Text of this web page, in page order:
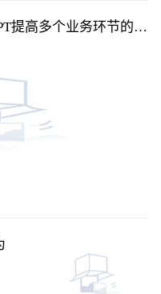
提高多个业务环节的运